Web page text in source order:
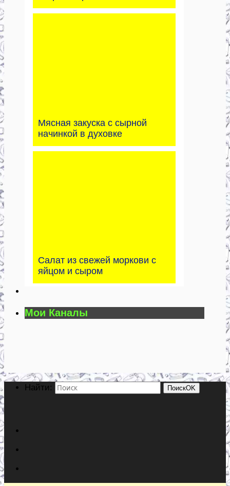
Мясная закуска с сырной
начинкой в духовке
Салат из свежей моркови с
яйцом и сыром
Мои Каналы
Найти: ПоискOK